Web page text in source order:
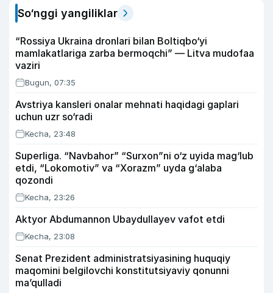
So‘nggi yangiliklar
“Rossiya Ukraina dronlari bilan Boltiqbo‘yi
mamlakatlariga zarba bermoqchi” — Litva mudofaa
vaziri
Bugun, 07:35
Avstriya kansleri onalar mehnati haqidagi gaplari
uchun uzr so‘radi
Kecha, 23:48
Superliga. “Navbahor” “Surxon”ni o‘z uyida mag‘lub
etdi, “Lokomotiv” va “Xorazm” uyda g‘alaba
qozondi
Kecha, 23:26
Aktyor Abdu­mannon Ubaydullayev vafot etdi
Kecha, 23:08
Senat Prezident administratsiyasining huquqiy
maqomini belgilovchi konstitutsiyaviy qonunni
ma’qulladi